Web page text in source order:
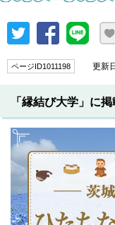
ページID1011198 更新
「縁結び大学」に